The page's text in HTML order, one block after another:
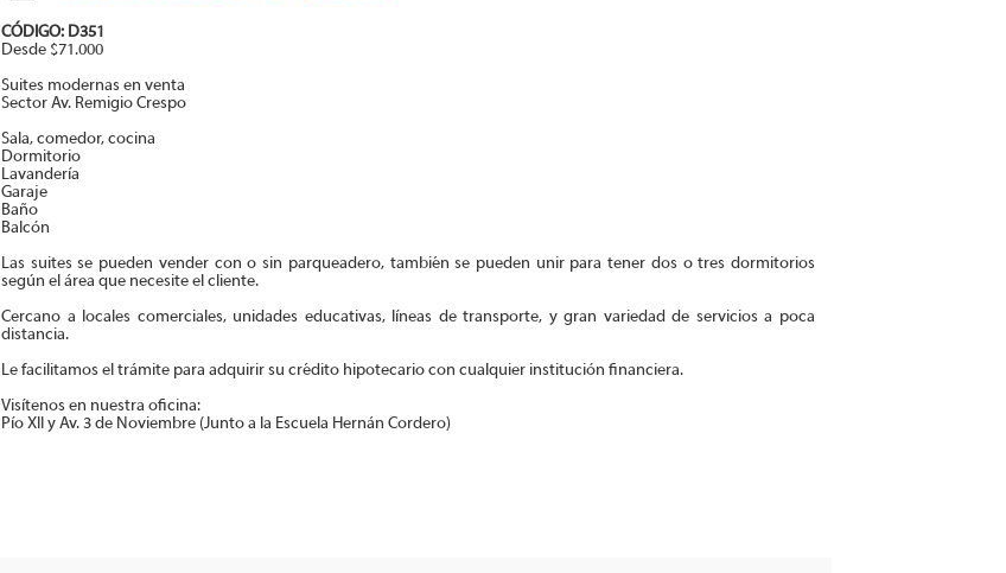
CÓDIGO: D351
Desde $71.000
Suites modernas en venta
Sector Av. Remigio Crespo
Sala, comedor, cocina
Dormitorio
Lavandería
Garaje
Baño
Balcón
Las suites se pueden vender con o sin parqueadero, también se pueden unir para tener dos o tres dormitorios
según el área que necesite el cliente.
Cercano a locales comerciales, unidades educativas, líneas de transporte, y gran variedad de servicios a poca
distancia.
Le facilitamos el trámite para adquirir su crédito hipotecario con cualquier institución financiera.
Visítenos en nuestra oficina:
Pío XII y Av. 3 de Noviembre (Junto a la Escuela Hernán Cordero)